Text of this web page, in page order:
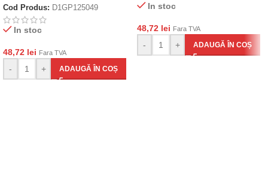
Cod Produs: D1GP125049
In stoc
48,72 lei Fara TVA
- + ADAUGĂ ÎN COȘ
In stoc
48,72 lei Fara TVA
- + ADAUGĂ ÎN COȘ